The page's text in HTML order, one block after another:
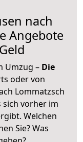
nach
Angebote
Umzug – Die
oder von
Lommatzsch
sich vorher im
Welchen
Sie? Was